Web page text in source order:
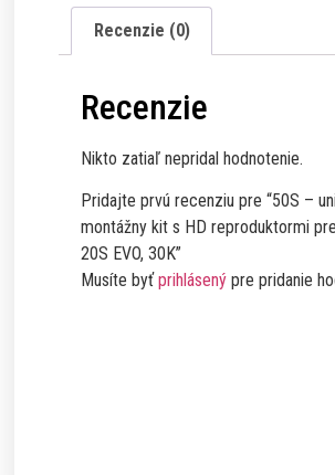
Recenzie (0)
Recenzie
Nikto zatiaľ nepridal hodnotenie.
Pridajte prvú recenziu pre “50S –
montážny kit s HD reproduktormi
20S EVO, 30K”
Musíte byťprihlásený pre pridanie